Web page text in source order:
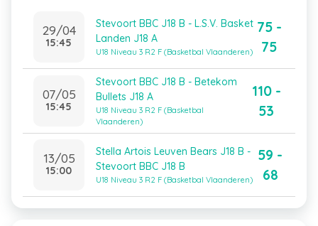
29/04
15:45
Stevoort BBC J18 B - L.S.V. Basket
Landen J18 A
U18 Niveau 3 R2 F (Basketbal Vlaanderen)
75 -
75
07/05
15:45
Stevoort BBC J18 B - Betekom
Bullets J18 A
U18 Niveau 3 R2 F (Basketbal
Vlaanderen)
110 -
53
13/05
15:00
Stella Artois Leuven Bears J18 B -
Stevoort BBC J18 B
U18 Niveau 3 R2 F (Basketbal Vlaanderen)
59 -
68